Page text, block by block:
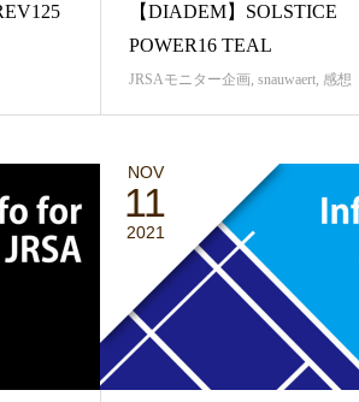
【DIADEM】SOLSTICE
POWER16 TEAL
JRSAモニター企画, snauwaert, 感想
NOV
11
2021